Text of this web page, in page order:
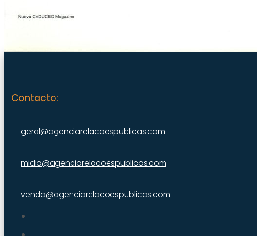
Contacto:
geral@agenciarelacoespublicas.com
midia@agenciarelacoespublicas.com
venda@agenciarelacoespublicas.com